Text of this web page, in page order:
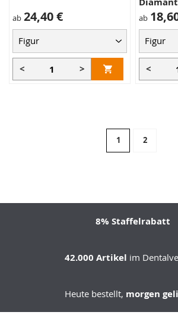
ab 24,40 €
< >
ab
<
Sie
Seite
1 Seite
2
8% Staffelrabatt
42.000 Artikel im
Heute bestellt, morgen